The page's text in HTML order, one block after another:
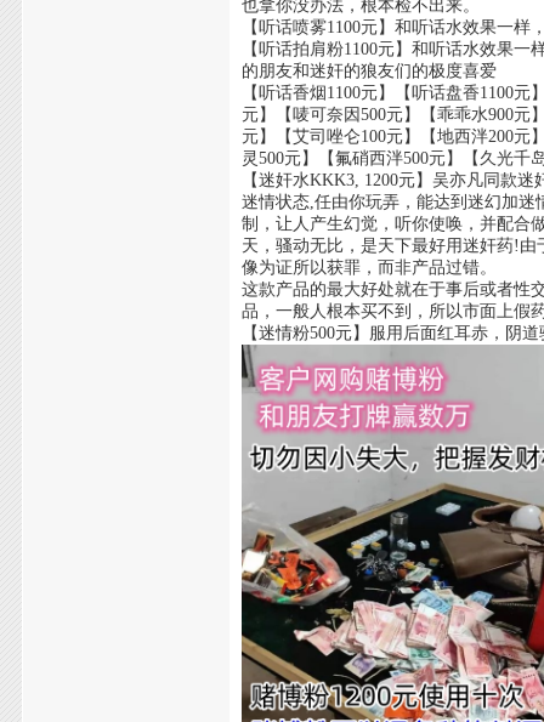
也拿你没办法，根本检不出来。
【听话喷雾1100元】和听话水效果一
【听话拍肩粉1100元】和听话水效果
的朋友和迷奸的狼友们的极度喜爱
【听话香烟1100元】【听话盘香1100
元】【唛可奈因500元】【乖乖水900元
元】【艾司唑仑100元】【地西泮200元
灵500元】【氟硝西泮500元】【久光千
【迷奸水KKK3, 1200元】吴亦凡同款
迷情状态,任由你玩弄，能达到迷幻加
制，让人产生幻觉，听你使唤，并配合
天，骚动无比，是天下最好用迷奸药!
像为证所以获罪，而非产品过错。
这款产品的最大好处就在于事后或者性
品，一般人根本买不到，所以市面上假
【迷情粉500元】服用后面红耳赤，阴